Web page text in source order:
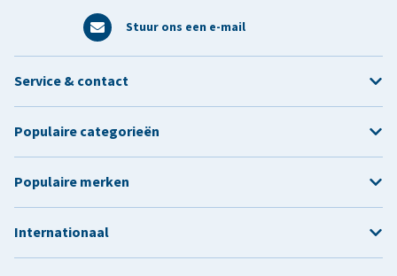
Stuur ons een e-mail
Service & contact
Populaire categorieën
Populaire merken
Internationaal